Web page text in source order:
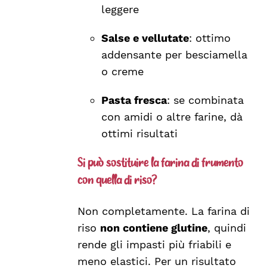
leggere
Salse e vellutate: ottimo
addensante per besciamella
o creme
Pasta fresca: se combinata
con amidi o altre farine, dà
ottimi risultati
Si può sostituire la farina di frumento
con quella di riso?
Non completamente. La farina di
riso non contiene glutine, quindi
rende gli impasti più friabili e
meno elastici. Per un risultato